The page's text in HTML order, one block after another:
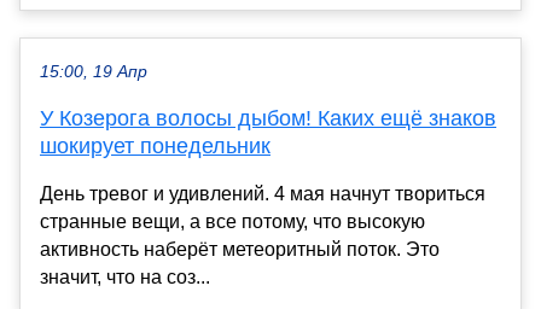
15:00, 19 Апр
У Козерога волосы дыбом! Каких ещё знаков
шокирует понедельник
День тревог и удивлений. 4 мая начнут твориться
странные вещи, а все потому, что высокую
активность наберёт метеоритный поток. Это
значит, что на соз...